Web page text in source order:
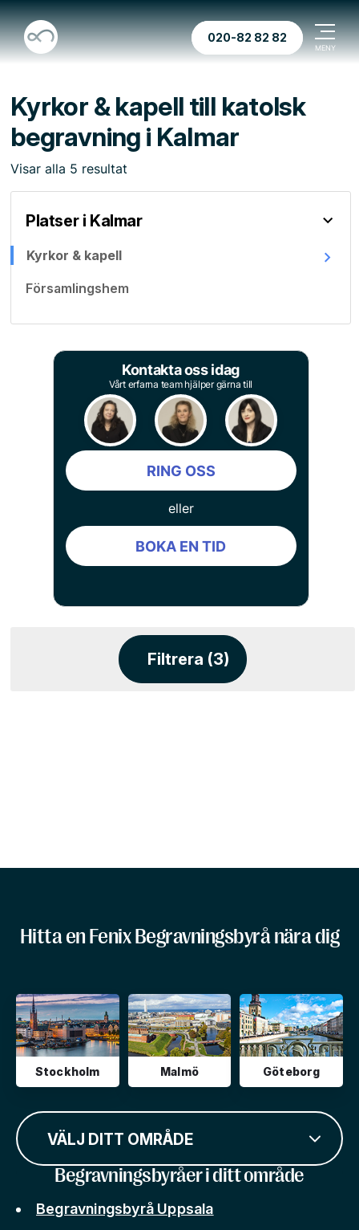
020-82 82 82
Kyrkor & kapell till katolsk
begravning i Kalmar
Visar alla 5 resultat
Platser i Kalmar
Kyrkor & kapell
Församlingshem
Kontakta oss idag
Vårt erfarna team hjälper gärna till
RING OSS
eller
BOKA EN TID
Filtrera (3)
Hitta en Fenix Begravningsbyrå nära dig
Stockholm Malmö Göteborg
VÄLJ DITT OMRÅDE
Begravningsbyråer i ditt område
Begravningsbyrå Uppsala